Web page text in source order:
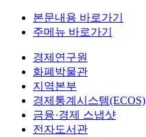
본문내용 바로가기
주메뉴 바로가기
경제연구원
화폐박물관
지역본부
경제통계시스템(ECOS)
금융·경제 스냅샷
전자도서관